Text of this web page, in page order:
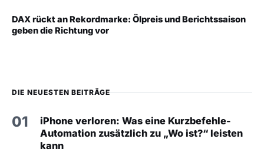
DAX rückt an Rekordmarke: Ölpreis und Berichtssaison
geben die Richtung vor
DIE NEUESTEN BEITRÄGE
01
iPhone verloren: Was eine Kurzbefehle-
Automation zusätzlich zu „Wo ist?“ leisten
kann